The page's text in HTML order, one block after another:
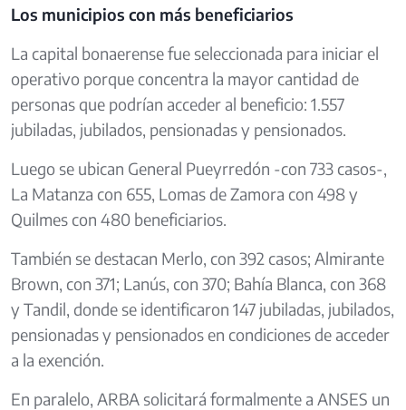
Los municipios con más beneficiarios
La capital bonaerense fue seleccionada para iniciar el
operativo porque concentra la mayor cantidad de
personas que podrían acceder al beneficio: 1.557
jubiladas, jubilados, pensionadas y pensionados.
Luego se ubican General Pueyrredón -con 733 casos-,
La Matanza con 655, Lomas de Zamora con 498 y
Quilmes con 480 beneficiarios.
También se destacan Merlo, con 392 casos; Almirante
Brown, con 371; Lanús, con 370; Bahía Blanca, con 368
y Tandil, donde se identificaron 147 jubiladas, jubilados,
pensionadas y pensionados en condiciones de acceder
a la exención.
En paralelo, ARBA solicitará formalmente a ANSES un